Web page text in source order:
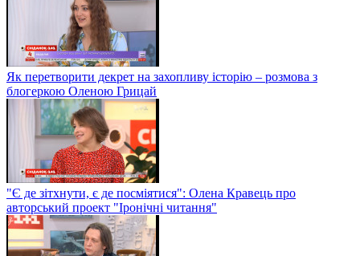
Як перетворити декрет на захопливу історію – розмова з
блогеркою Оленою Грицай
"Є де зітхнути, є де посміятися": Олена Кравець про
авторський проект "Іронічні читання"